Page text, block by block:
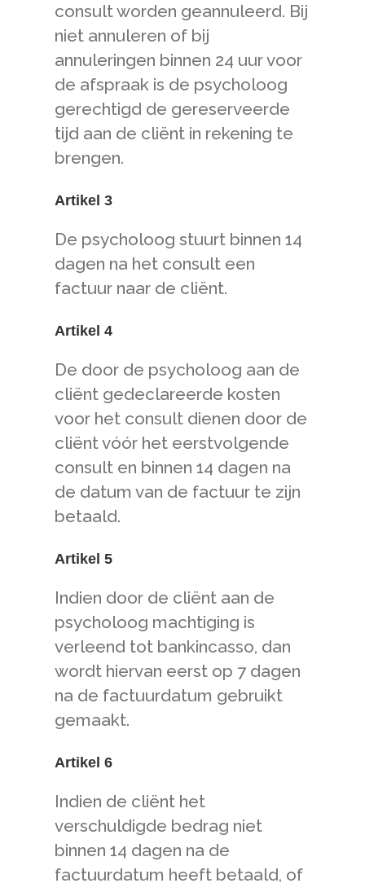
consult worden geannuleerd. Bij
niet annuleren of bij
annuleringen binnen 24 uur voor
de afspraak is de psycholoog
gerechtigd de gereserveerde
tijd aan de cliënt in rekening te
brengen.
Artikel 3
De psycholoog stuurt binnen 14
dagen na het consult een
factuur naar de cliënt.
Artikel 4
De door de psycholoog aan de
cliënt gedeclareerde kosten
voor het consult dienen door de
cliënt vóór het eerstvolgende
consult en binnen 14 dagen na
de datum van de factuur te zijn
betaald.
Artikel 5
Indien door de cliënt aan de
psycholoog machtiging is
verleend tot bankincasso, dan
wordt hiervan eerst op 7 dagen
na de factuurdatum gebruikt
gemaakt.
Artikel 6
Indien de cliënt het
verschuldigde bedrag niet
binnen 14 dagen na de
factuurdatum heeft betaald, of